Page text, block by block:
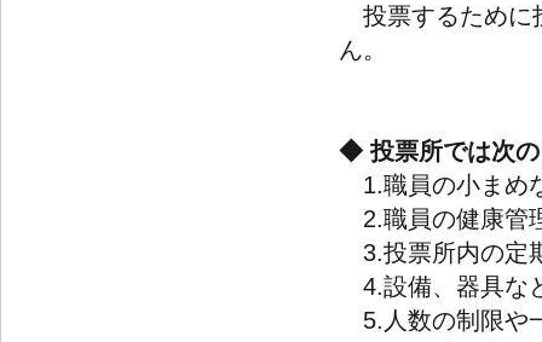
投票するために
ん。
◆ 投票所では次の
1.職員の小まめ
2.職員の健康管
3.投票所内の定
4.設備、器具な
5.人数の制限や